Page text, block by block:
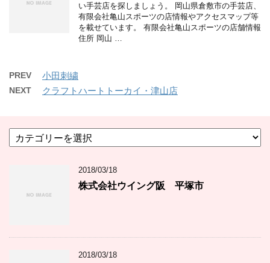
い手芸店を探しましょう。 岡山県倉敷市の手芸店、
有限会社亀山スポーツの店情報やアクセスマップ等
を載せています。 有限会社亀山スポーツの店舗情報
住所 岡山 …
PREV 小田刺繍
NEXT クラフトハートトーカイ・津山店
テ
2018/03/18
株式会社ウイング阪 平塚市
2018/03/18